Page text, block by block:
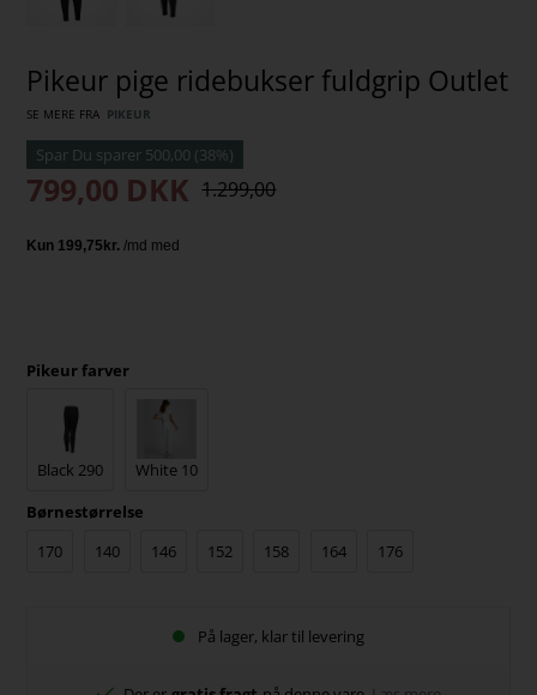
Pikeur pige ridebukser fuldgrip Outlet
SE MERE FRA PIKEUR
799,00 DKK 1.299,00
Pikeur farver
Black 290
White 10
Børnestørrelse
170
140 146 152 158 164 176
På lager, klar til levering